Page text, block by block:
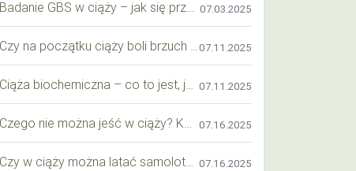
07.03.2025
07.11.2025
07.11.2025
07.16.2025
07.16.2025